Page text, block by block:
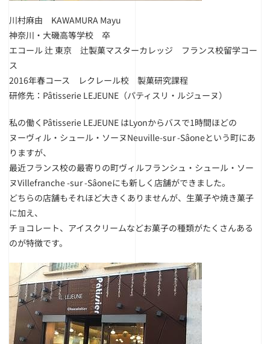
川村麻由 KAWAMURA Mayu
神奈川・大磯高等学校 卒
エコール 辻 東京 辻製菓マスターカレッジ フランス校留学コー
ス
2016年春コース レクレール校 製菓研究課程
研修先：Pâtisserie LEJEUNE（パティスリ・ルジューヌ）
私の働くPâtisserie LEJEUNE はLyonからバスで1時間ほどの
ヌーヴィル・シュール・ソーヌNeuville-sur -Sâoneという町にあ
りますが、
最近フランス校の最寄りの町ヴィルフランシュ・シュール・ソー
ヌVillefranche -sur -Sâoneにも新しく店舗ができました。
どちらの店舗もそれほど大きくありませんが、生菓子や焼き菓子
に加え、
チョコレート、アイスクリームなどお菓子の種類がたくさんある
のが特徴です。